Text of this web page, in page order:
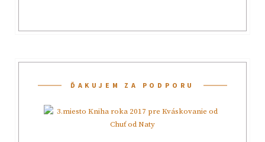
ĎAKUJEM ZA PODPORU